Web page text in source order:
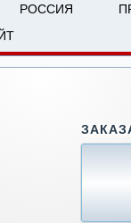
РОССИЯ